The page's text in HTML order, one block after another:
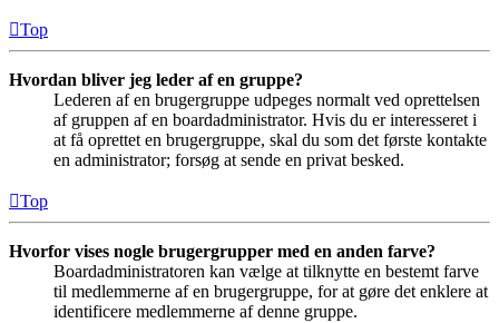
Top
Hvordan bliver jeg leder af en gruppe?
Lederen af en brugergruppe udpeges normalt ved oprettelsen
af gruppen af en boardadministrator. Hvis du er interesseret i
at få oprettet en brugergruppe, skal du som det første kontakte
en administrator; forsøg at sende en privat besked.
Top
Hvorfor vises nogle brugergrupper med en anden farve?
Boardadministratoren kan vælge at tilknytte en bestemt farve
til medlemmerne af en brugergruppe, for at gøre det enklere at
identificere medlemmerne af denne gruppe.